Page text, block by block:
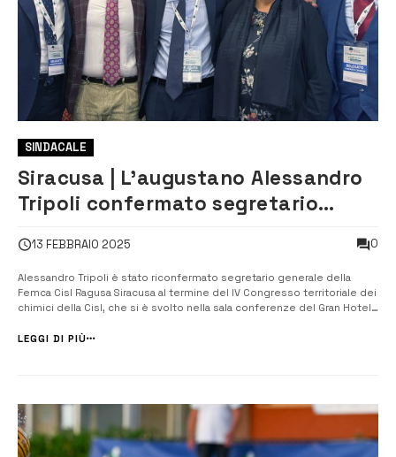
SINDACALE
Siracusa | L’augustano Alessandro
Tripoli confermato segretario
Siracusa
13 FEBBRAIO 2025 0
Alessandro Tripoli è stato riconfermato segretario generale della
Femca Cisl Ragusa Siracusa al termine del IV Congresso territoriale dei
chimici della Cisl, che si è svolto nella sala conferenze del Gran Hotel
anche i membri della segreteria: Gianluca Agati e Ant...
LEGGI DI PIÙ